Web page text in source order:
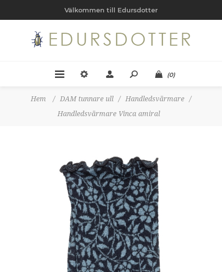
Välkommen till Edursdotter
(0)
Hem / DAM tunnare ull / Handledsvärmare
/
Handledsvärmare Vinca amiral